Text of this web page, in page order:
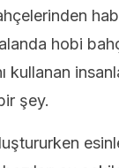
hobi
kullanan
şey.